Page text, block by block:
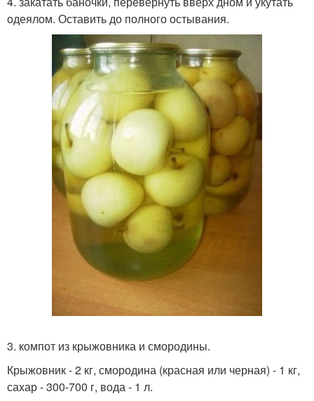
одеялом. Оставить до полного остывания.
3. компот из крыжовника и смородины.
Крыжовник - 2 кг, смородина (красная или черная) - 1 кг,
сахар - 300-700 г, вода - 1 л.